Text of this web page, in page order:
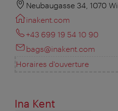
Neubaugasse 34, 1070
inakent.com
+43 699 19 54 10 90
bags@inakent.com
Horaires d'ouverture
Ina Kent